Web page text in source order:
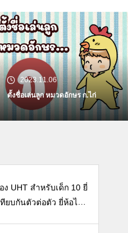
2023.11.06
ตั้งชื่อเล่นลูก หมวดอักษร ก.ไก่
UHT สำหรับเด็ก 10 ยี่
ทียบกันตัวต่อตัว ยี่ห้อไห